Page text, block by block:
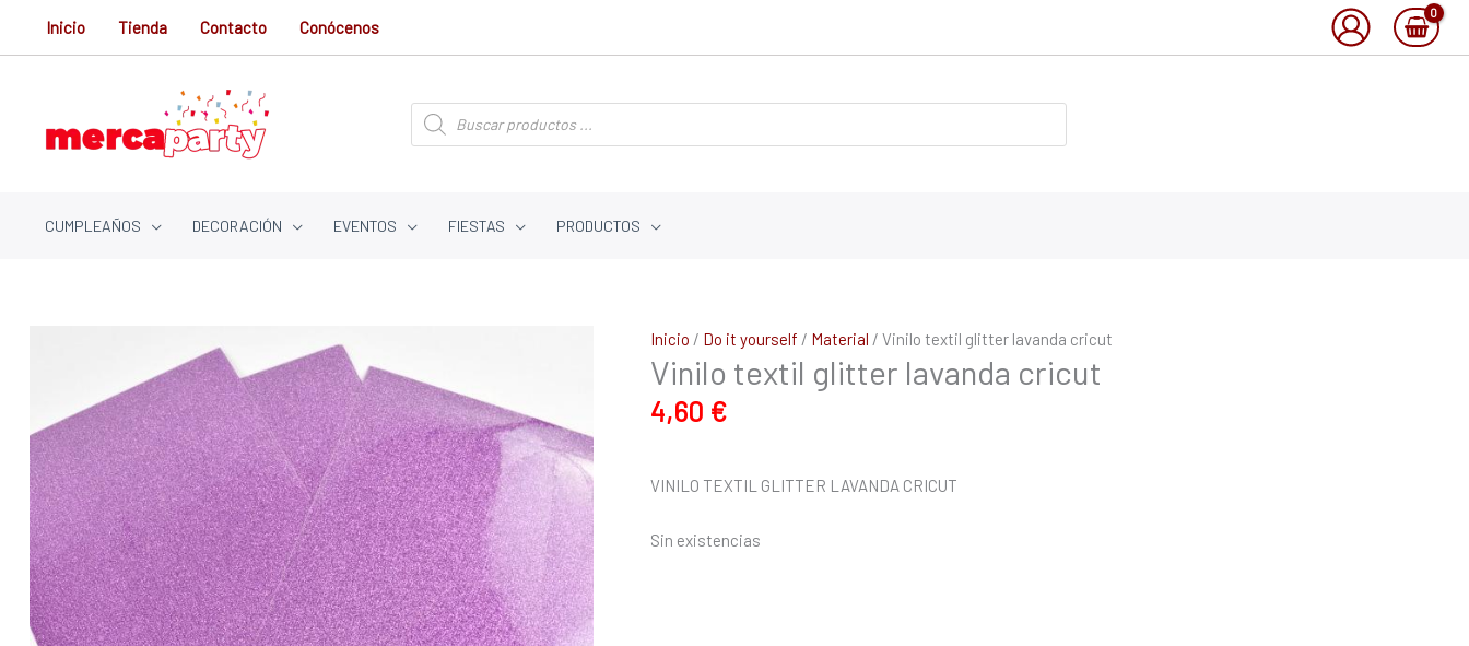
Inicio Tienda Contacto Conócenos
Búsqueda
de
productos
CUMPLEAÑOS DECORACIÓN EVENTOS FIESTAS PRODUCTOS
Inicio / Do it yourself / Material / Vinilo textil glitter lavanda cricut
Vinilo textil glitter lavanda cricut
4,60 €
VINILO TEXTIL GLITTER LAVANDA CRICUT
Sin existencias